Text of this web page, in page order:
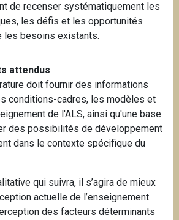
de recenser systématiquement les
les défis et les opportunités
les besoins existants.
attendus
doit fournir des informations
conditions-cadres, les modèles et
de l'ALS, ainsi qu'une base
des possibilités de développement
dans le contexte spécifique du
qui suivra, il s’agira de mieux
actuelle de l’enseignement
des facteurs déterminants